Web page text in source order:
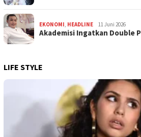
EKONOMI HEADLINE 11 Juni 2026
Akademisi Ingatkan Double
LIFE STYLE